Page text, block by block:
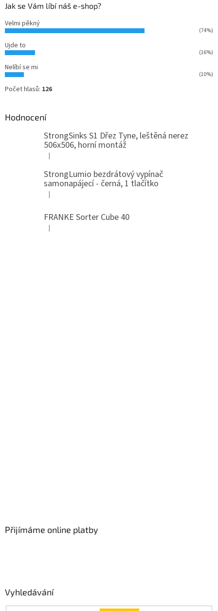
Jak se Vám líbí náš e-shop?
Velmi pěkný
(74%)
Ujde to
(16%)
Nelíbí se mi
(10%)
Počet hlasů: 126
Hodnocení
StrongSinks S1 Dřez Tyne, leštěná nerez
506x506, horní montáž
Hodnocení produktu je 5 z 5 hvězdiček.
|
StrongLumio bezdrátový vypínač
samonapájecí - černá, 1 tlačítko
Hodnocení produktu je 4 z 5 hvězdiček.
|
FRANKE Sorter Cube 40
Hodnocení produktu je 3 z 5 hvězdiček.
|
Přijímáme online platby
Vyhledávání